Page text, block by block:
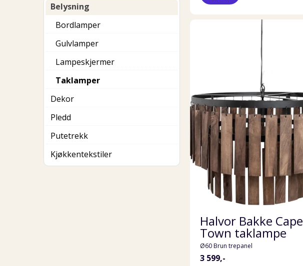
Belysning
Bordlamper
Gulvlamper
Lampeskjermer
Taklamper
Dekor
Pledd
Putetrekk
Kjøkkentekstiler
Halvor Bakke Cape
Town taklampe
Ø60 Brun trepanel
3 599,-